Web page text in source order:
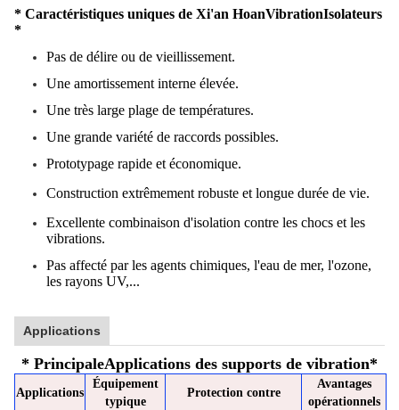
* Caractéristiques uniques de Xi'an HoanVibrationIsolateurs
*
Pas de délire ou de vieillissement.
Une amortissement interne élevée.
Une très large plage de températures.
Une grande variété de raccords possibles.
Prototypage rapide et économique.
Construction extrêmement robuste et longue durée de vie.
Excellente combinaison d'isolation contre les chocs et les
vibrations.
Pas affecté par les agents chimiques, l'eau de mer, l'ozone,
les rayons UV,...
Applications
* PrincipaleApplications des supports de vibration*
Applications
Équipement
typique
Protection contre
Avantages
opérationnels